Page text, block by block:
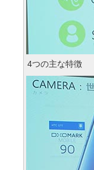
4つの主な特徴